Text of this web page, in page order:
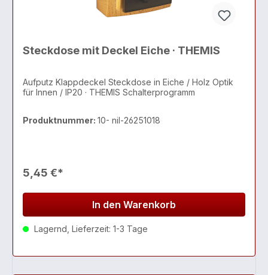
Steckdose mit Deckel Eiche · THEMIS
Aufputz Klappdeckel Steckdose in Eiche / Holz Optik
für Innen / IP20 · THEMIS Schalterprogramm
Produktnummer: 10- nil-26251018
5,45 €*
In den Warenkorb
Lagernd, Lieferzeit: 1-3 Tage